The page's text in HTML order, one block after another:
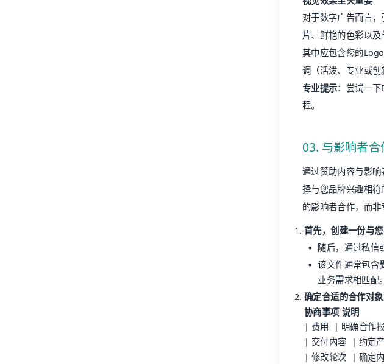
对于数字广告而言
片、鲜艳的色彩以
其中应包含您的
调（活泼、专业或创
专业提示：尝试一
程。
03. 与影响者合
通过赞助内容与影
择与您品牌兴趣相
的影响者合作，而非
首先，创建一份与
随后，通过私信
该文件通常包含
业务需求相匹配。
确定合适的合作对
协商事项 说明
| 费用 | 明确合作报
| 交付内容 | 约定产
| 修改轮次 | 确定内